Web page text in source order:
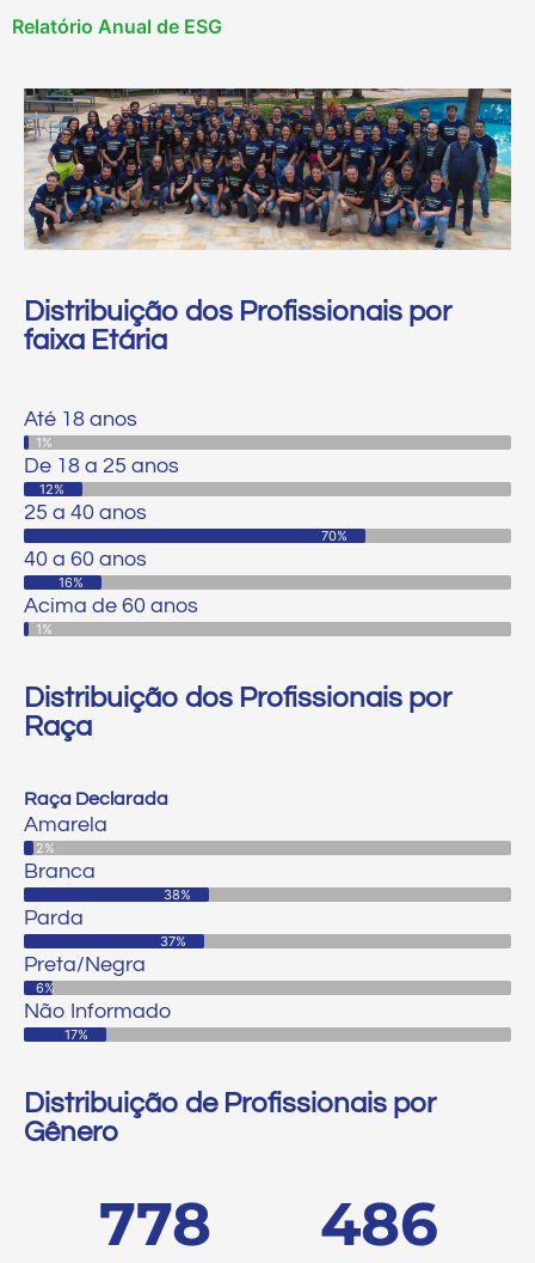
Relatório Anual de ESG
Distribuição dos Profissionais por
faixa Etária
Até 18 anos
Até 18 anos
1%
De 18 a 25 anos
12%
25 a 40 anos
70%
40 a 60 anos
16%
Acima de 60 anos
1%
Distribuição dos Profissionais por
Raça
Raça Declarada
Amarela
Amarela
2%
Branca
38%
Parda
37%
Preta/Negra
6%
Não Informado
17%
Distribuição de Profissionais por
Gênero
778 486